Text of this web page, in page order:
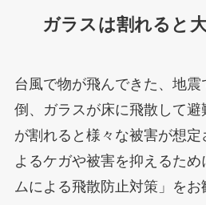
ガラスは割れると
台風で物が飛んできた、地
倒、ガラスが床に飛散して避
が割れると様々な被害が想
よるケガや被害を抑えるた
ムによる飛散防止対策」をお